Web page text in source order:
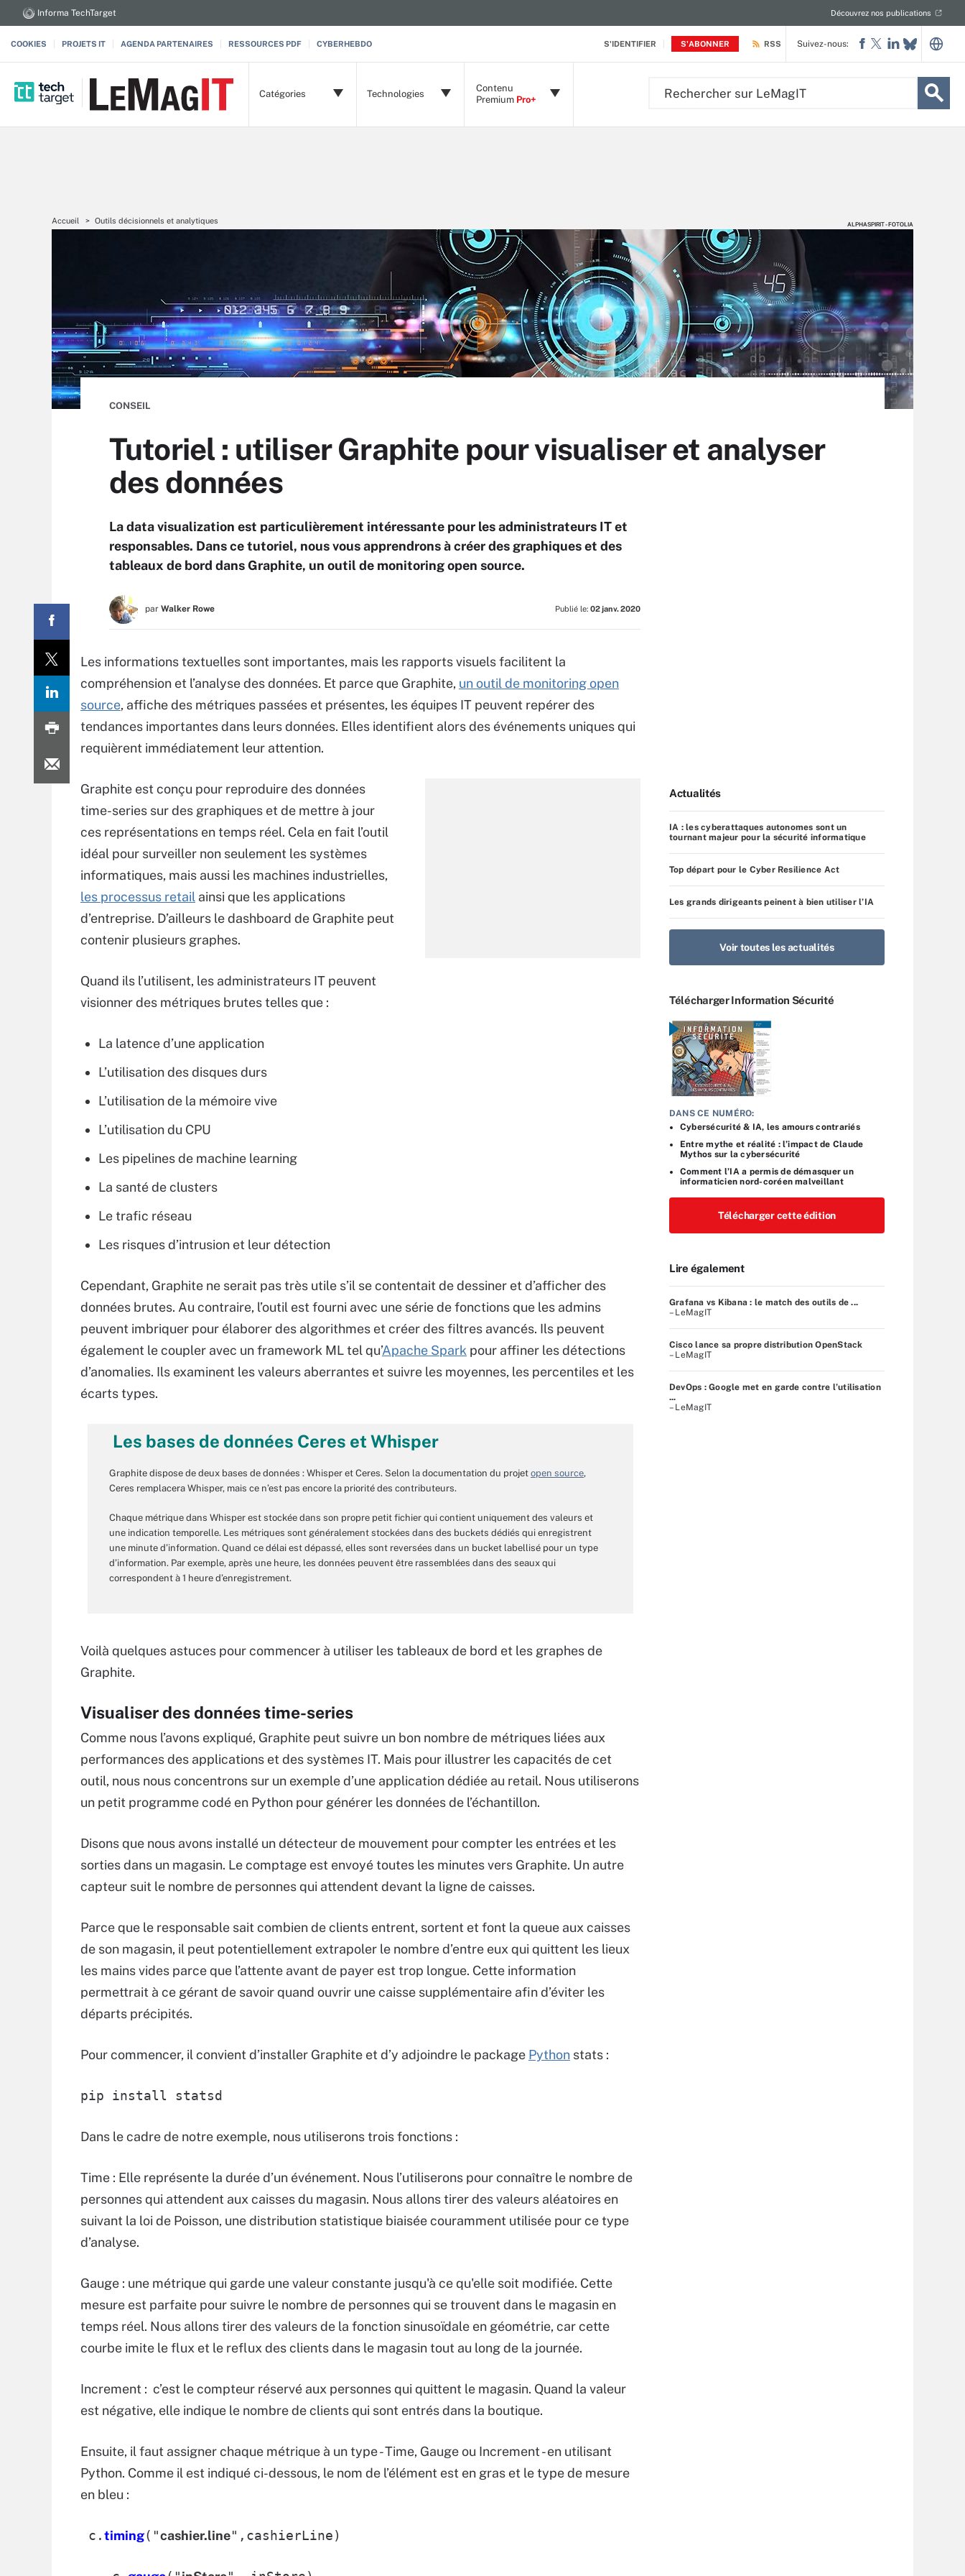
S'IDENTIFIER S'ABONNER
Informa TechTarget Découvrez nos publications
COOKIES PROJETS IT AGENDA PARTENAIRES RESSOURCES PDF CYBERHEBDO RSS
Catégories Technologies
Contenu
Premium Pro+
Suivez-nous:
Accueil Outils décisionnels et analytiques ALPHASPIRIT - FOTOLIA
ALPHASPIRIT - FOTOLIA
CONSEIL
Tutoriel : utiliser Graphite pour visualiser et analyser
des données
La data visualization est particulièrement intéressante pour les administrateurs IT et
responsables. Dans ce tutoriel, nous vous apprendrons à créer des graphiques et des
tableaux de bord dans Graphite, un outil de monitoring open source.
par Walker Rowe Publié le: 02 janv. 2020
Les informations textuelles sont importantes, mais les rapports visuels facilitent la
compréhension et l’analyse des données. Et parce que Graphite, un outil de monitoring open
source, affiche des métriques passées et présentes, les équipes IT peuvent repérer des
tendances importantes dans leurs données. Elles identifient alors des événements uniques qui
requièrent immédiatement leur attention.
Graphite est conçu pour reproduire des données
time-series sur des graphiques et de mettre à jour
ces représentations en temps réel. Cela en fait l’outil
idéal pour surveiller non seulement les systèmes
informatiques, mais aussi les machines industrielles,
les processus retail ainsi que les applications
d’entreprise. D’ailleurs le dashboard de Graphite peut
contenir plusieurs graphes.
Quand ils l’utilisent, les administrateurs IT peuvent
visionner des métriques brutes telles que :
La latence d’une application
L’utilisation des disques durs
L’utilisation de la mémoire vive
L’utilisation du CPU
Les pipelines de machine learning
La santé de clusters
Le trafic réseau
Les risques d’intrusion et leur détection
Cependant, Graphite ne serait pas très utile s’il se contentait de dessiner et d’afficher des
données brutes. Au contraire, l’outil est fourni avec une série de fonctions que les admins
peuvent imbriquer pour élaborer des algorithmes et créer des filtres avancés. Ils peuvent
également le coupler avec un framework ML tel qu’Apache Spark pour affiner les détections
d’anomalies. Ils examinent les valeurs aberrantes et suivre les moyennes, les percentiles et les
écarts types.
Les bases de données Ceres et Whisper
Graphite dispose de deux bases de données : Whisper et Ceres. Selon la documentation du projet open source,
Ceres remplacera Whisper, mais ce n’est pas encore la priorité des contributeurs.
Chaque métrique dans Whisper est stockée dans son propre petit fichier qui contient uniquement des valeurs et
une indication temporelle. Les métriques sont généralement stockées dans des buckets dédiés qui enregistrent
une minute d’information. Quand ce délai est dépassé, elles sont reversées dans un bucket labellisé pour un type
d’information. Par exemple, après une heure, les données peuvent être rassemblées dans des seaux qui
correspondent à 1 heure d’enregistrement.
Voilà quelques astuces pour commencer à utiliser les tableaux de bord et les graphes de
Graphite.
Visualiser des données time-series
Comme nous l’avons expliqué, Graphite peut suivre un bon nombre de métriques liées aux
performances des applications et des systèmes IT. Mais pour illustrer les capacités de cet
outil, nous nous concentrons sur un exemple d’une application dédiée au retail. Nous utiliserons
un petit programme codé en Python pour générer les données de l’échantillon.
Disons que nous avons installé un détecteur de mouvement pour compter les entrées et les
sorties dans un magasin. Le comptage est envoyé toutes les minutes vers Graphite. Un autre
capteur suit le nombre de personnes qui attendent devant la ligne de caisses.
Parce que le responsable sait combien de clients entrent, sortent et font la queue aux caisses
de son magasin, il peut potentiellement extrapoler le nombre d’entre eux qui quittent les lieux
les mains vides parce que l’attente avant de payer est trop longue. Cette information
permettrait à ce gérant de savoir quand ouvrir une caisse supplémentaire afin d’éviter les
départs précipités.
Pour commencer, il convient d’installer Graphite et d’y adjoindre le package Python stats :
pip install statsd
Dans le cadre de notre exemple, nous utiliserons trois fonctions :
Time : Elle représente la durée d’un événement. Nous l’utiliserons pour connaître le nombre de
personnes qui attendent aux caisses du magasin. Nous allons tirer des valeurs aléatoires en
suivant la loi de Poisson, une distribution statistique biaisée couramment utilisée pour ce type
d’analyse.
Gauge : une métrique qui garde une valeur constante jusqu'à ce qu'elle soit modifiée. Cette
mesure est parfaite pour suivre le nombre de personnes qui se trouvent dans le magasin en
temps réel. Nous allons tirer des valeurs de la fonction sinusoïdale en géométrie, car cette
courbe imite le flux et le reflux des clients dans le magasin tout au long de la journée.
Increment : c’est le compteur réservé aux personnes qui quittent le magasin. Quand la valeur
est négative, elle indique le nombre de clients qui sont entrés dans la boutique.
Ensuite, il faut assigner chaque métrique à un type - Time, Gauge ou Increment - en utilisant
Python. Comme il est indiqué ci-dessous, le nom de l’élément est en gras et le type de mesure
en bleu :
c.timing("cashier.line",cashierLine)
Actualités
IA : les cyberattaques autonomes sont un
tournant majeur pour la sécurité informatique
Top départ pour le Cyber Resilience Act
Les grands dirigeants peinent à bien utiliser l’IA
Voir toutes les actualités
Télécharger Information Sécurité
DANS CE NUMÉRO:
Cybersécurité & IA, les amours contrariés
Entre mythe et réalité : l’impact de Claude
Mythos sur la cybersécurité
Comment l’IA a permis de démasquer un
informaticien nord-coréen malveillant
Télécharger cette édition
Lire également
Grafana vs Kibana : le match des outils de ...
– LeMagIT
Cisco lance sa propre distribution OpenStack
– LeMagIT
DevOps : Google met en garde contre l’utilisation
...
– LeMagIT